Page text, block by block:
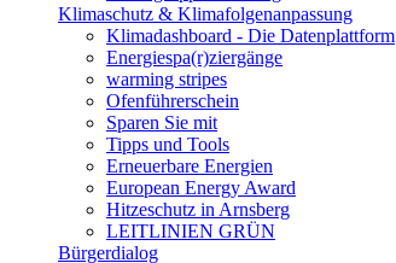
Klimaschutz & Klimafolgenanpassung
Klimadashboard - Die Datenplattform
Energiespa(r)ziergänge
warming stripes
Ofenführerschein
Sparen Sie mit
Tipps und Tools
Erneuerbare Energien
European Energy Award
Hitzeschutz in Arnsberg
LEITLINIEN GRÜN
Bürgerdialog